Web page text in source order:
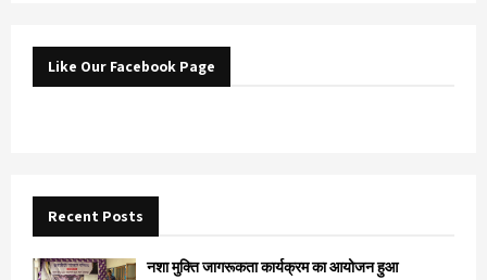
Like Our Facebook Page
Recent Posts
नशा मुक्ति जागरूकता कार्यक्रम का आयोजन हुआ